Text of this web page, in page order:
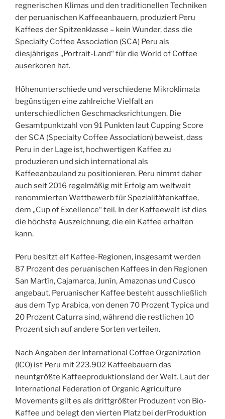
regnerischen Klimas und den traditionellen Techniken
der peruanischen Kaffeeanbauern, produziert Peru
Kaffees der Spitzenklasse – kein Wunder, dass die
Specialty Coffee Association (SCA) Peru als
diesjähriges „Portrait-Land“ für die World of Coffee
auserkoren hat.
Höhenunterschiede und verschiedene Mikroklimata
begünstigen eine zahlreiche Vielfalt an
unterschiedlichen Geschmacksrichtungen. Die
Gesamtpunktzahl von 91 Punkten laut Cupping Score
der SCA (Specialty Coffee Association) beweist, dass
Peru in der Lage ist, hochwertigen Kaffee zu
produzieren und sich international als
Kaffeeanbauland zu positionieren. Peru nimmt daher
auch seit 2016 regelmäßig mit Erfolg am weltweit
renommierten Wettbewerb für Spezialitätenkaffee,
dem „Cup of Excellence“ teil. In der Kaffeewelt ist dies
die höchste Auszeichnung, die ein Kaffee erhalten
kann.
Peru besitzt elf Kaffee-Regionen, insgesamt werden
87 Prozent des peruanischen Kaffees in den Regionen
San Martín, Cajamarca, Junín, Amazonas und Cusco
angebaut. Peruanischer Kaffee besteht ausschließlich
aus dem Typ Arabica, von denen 70 Prozent Typica und
20 Prozent Caturra sind, während die restlichen 10
Prozent sich auf andere Sorten verteilen.
Nach Angaben der International Coffee Organization
(ICO) ist Peru mit 223.902 Kaffeebauern das
neuntgrößte Kaffeeproduktionsland der Welt. Laut der
International Federation of Organic Agriculture
Movements gilt es als drittgrößter Produzent von Bio-
Kaffee und belegt den vierten Platz bei derProduktion